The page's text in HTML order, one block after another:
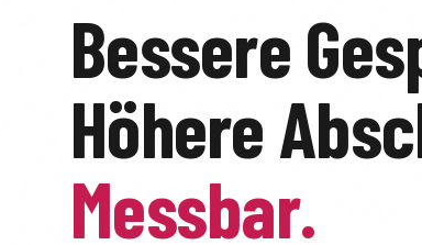
Bessere
Höhere
Messbar.